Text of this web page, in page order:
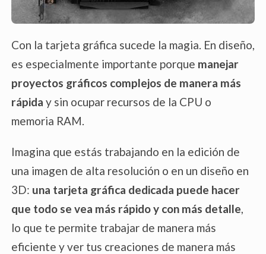
Con la tarjeta gráfica sucede la magia. En diseño,
es especialmente importante porque manejar
proyectos gráficos complejos de manera más
rápida y sin ocupar recursos de la CPU o
memoria RAM.
Imagina que estás trabajando en la edición de
una imagen de alta resolución o en un diseño en
3D: una tarjeta gráfica dedicada puede hacer
que todo se vea más rápido y con más detalle,
lo que te permite trabajar de manera más
eficiente y ver tus creaciones de manera más